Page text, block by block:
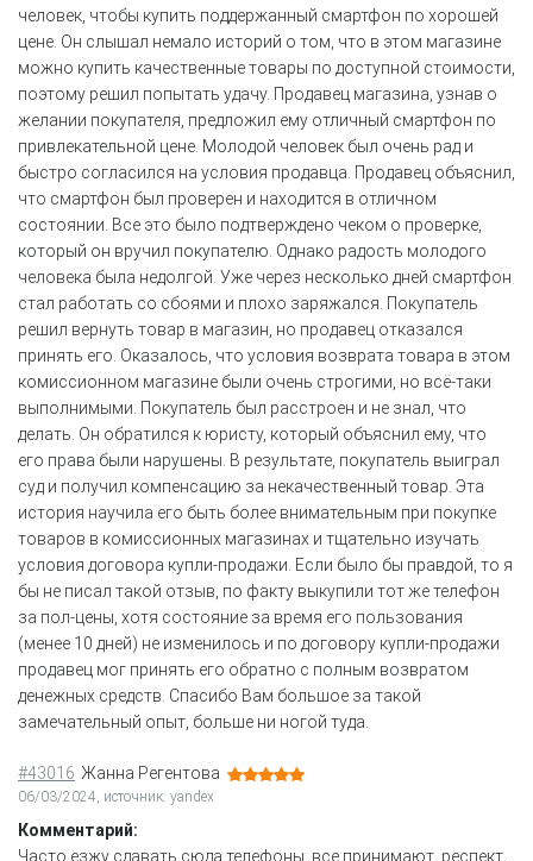
человек, чтобы купить поддержанный смартфон по хорошей
цене. Он слышал немало историй о том, что в этом магазине
можно купить качественные товары по доступной стоимости,
поэтому решил попытать удачу. Продавец магазина, узнав о
желании покупателя, предложил ему отличный смартфон по
привлекательной цене. Молодой человек был очень рад и
быстро согласился на условия продавца. Продавец объяснил,
что смартфон был проверен и находится в отличном
состоянии. Все это было подтверждено чеком о проверке,
который он вручил покупателю. Однако радость молодого
человека была недолгой. Уже через несколько дней смартфон
стал работать со сбоями и плохо заряжался. Покупатель
решил вернуть товар в магазин, но продавец отказался
принять его. Оказалось, что условия возврата товара в этом
комиссионном магазине были очень строгими, но всё-таки
выполнимыми. Покупатель был расстроен и не знал, что
делать. Он обратился к юристу, который объяснил ему, что
его права были нарушены. В результате, покупатель выиграл
суд и получил компенсацию за некачественный товар. Эта
история научила его быть более внимательным при покупке
товаров в комиссионных магазинах и тщательно изучать
условия договора купли-продажи. Если было бы правдой, то я
бы не писал такой отзыв, по факту выкупили тот же телефон
за пол-цены, хотя состояние за время его пользования
(менее 10 дней) не изменилось и по договору купли-продажи
продавец мог принять его обратно с полным возвратом
денежных средств. Спасибо Вам большое за такой
замечательный опыт, больше ни ногой туда.
#43016 Жанна Регентова
06/03/2024, источник: yandex
Комментарий:
Часто езжу сдавать сюда телефоны, все принимают, респект,